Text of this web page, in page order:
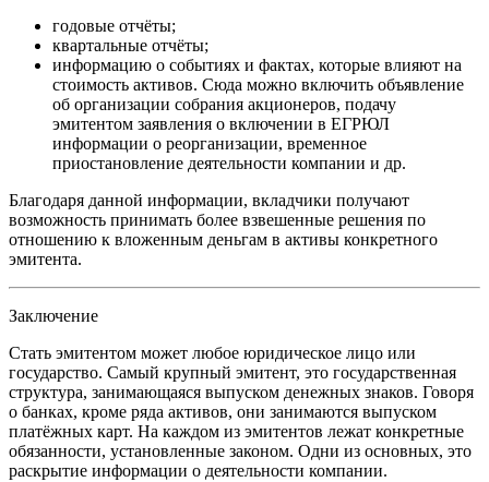
годовые отчёты;
квартальные отчёты;
информацию о событиях и фактах, которые влияют на
стоимость активов. Сюда можно включить объявление
об организации собрания акционеров, подачу
эмитентом заявления о включении в ЕГРЮЛ
информации о реорганизации, временное
приостановление деятельности компании и др.
Благодаря данной информации, вкладчики получают
возможность принимать более взвешенные решения по
отношению к вложенным деньгам в активы конкретного
эмитента.
Заключение
Стать эмитентом может любое юридическое лицо или
государство. Самый крупный эмитент, это государственная
структура, занимающаяся выпуском денежных знаков. Говоря
о банках, кроме ряда активов, они занимаются выпуском
платёжных карт. На каждом из эмитентов лежат конкретные
обязанности, установленные законом. Одни из основных, это
раскрытие информации о деятельности компании.